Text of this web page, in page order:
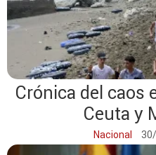
Crónica del caos
Ceuta y
Nacional